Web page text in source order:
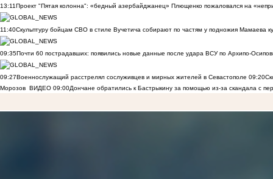
13:11Проект "Пятая колонна": «бедный азербайджанец» Плющенко пожаловался на
11:40Скульптуру бойцам СВО в стиле Вучетича собирают по частям у подножия Мамаева
09:35Почти 60 пострадавших: появились новые данные после удара ВСУ по Архипо-
09:27Военнослужащий расстрелял сослуживцев и мирных жителей в Севастополе 09:20
Морозов ВИДЕО 09:00Дончане обратились к Бастрыкину за помощью из-за скандала с